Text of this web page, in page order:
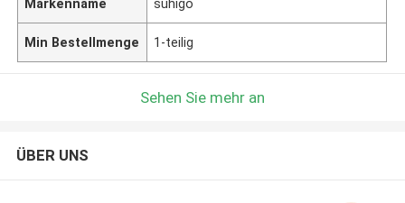
Markenname suhigo
Min Bestellmenge 1-teilig
Sehen Sie mehr an
ÜBER UNS